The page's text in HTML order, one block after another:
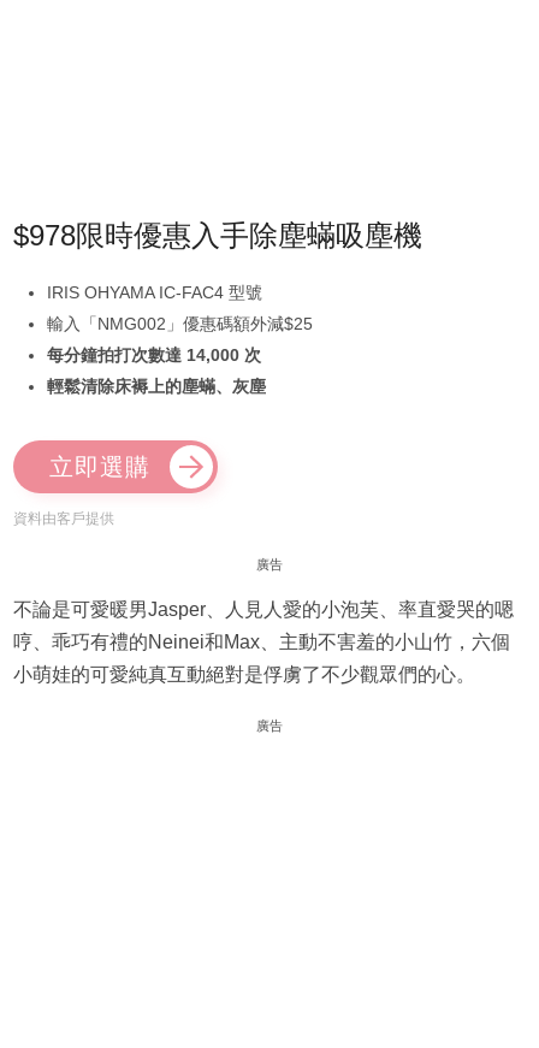
$978限時優惠入手除塵蟎吸塵機
IRIS OHYAMA IC-FAC4 型號
輸入「NMG002」優惠碼額外減$25
每分鐘拍打次數達 14,000 次
輕鬆清除床褥上的塵蟎、灰塵
立即選購
資料由客戶提供
廣告
不論是可愛暖男Jasper、人見人愛的小泡芙、率直愛哭的嗯
哼、乖巧有禮的Neinei和Max、主動不害羞的小山竹，六個
小萌娃的可愛純真互動絕對是俘虜了不少觀眾們的心。
廣告